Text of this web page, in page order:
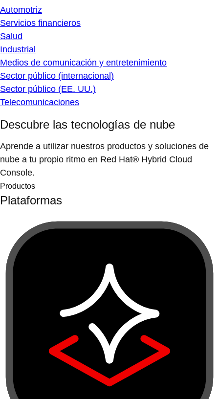
Automotriz
Servicios financieros
Salud
Industrial
Medios de comunicación y entretenimiento
Sector público (internacional)
Sector público (EE. UU.)
Telecomunicaciones
Descubre las tecnologías de nube
Aprende a utilizar nuestros productos y soluciones de
nube a tu propio ritmo en Red Hat® Hybrid Cloud
Console.
Productos
Plataformas